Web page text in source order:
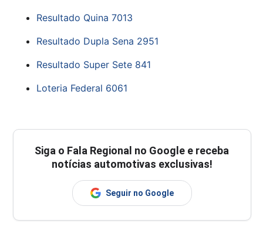
Resultado Quina 7013
Resultado Dupla Sena 2951
Resultado Super Sete 841
Loteria Federal 6061
Siga o Fala Regional no Google e receba
notícias automotivas exclusivas!
Seguir no Google